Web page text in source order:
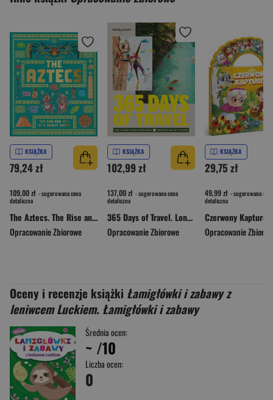
KSIĄŻKA
79,24 zł
109,00 zł - sugerowana cena
detaliczna
The Aztecs. The Rise and Fall of a Mighty Empire
Opracowanie Zbiorowe
KSIĄŻKA
102,99 zł
137,00 zł - sugerowana cena
detaliczna
365 Days of Travel. Lonely Planet
Opracowanie Zbiorowe
KSIĄŻKA
29,75 zł
49,99 zł - sugerowana cena
detaliczna
Czerwony Kapturek
Opracowanie
Oceny i recenzje książki Łamigłówki i zabawy z
leniwcem Luckiem. Łamigłówki i zabawy
Średnia ocen:
~ /10
Liczba ocen:
0